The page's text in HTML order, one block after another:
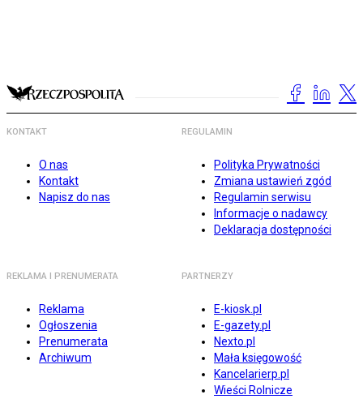
KONTAKT
O nas
Kontakt
Napisz do nas
REGULAMIN
Polityka Prywatności
Zmiana ustawień zgód
Regulamin serwisu
Informacje o nadawcy
Deklaracja dostępności
REKLAMA I PRENUMERATA
Reklama
Ogłoszenia
Prenumerata
Archiwum
PARTNERZY
E-kiosk.pl
E-gazety.pl
Nexto.pl
Mała księgowość
Kancelarierp.pl
Wieści Rolnicze